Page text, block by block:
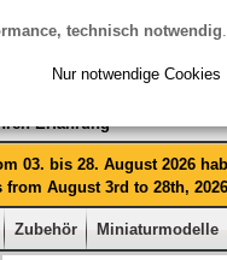
Erfahrung
03. bis 28. August 2026
August 3rd to 28th,
Zubehör Miniaturmodelle
technisch notwendig.
Nur notwendige Cookies